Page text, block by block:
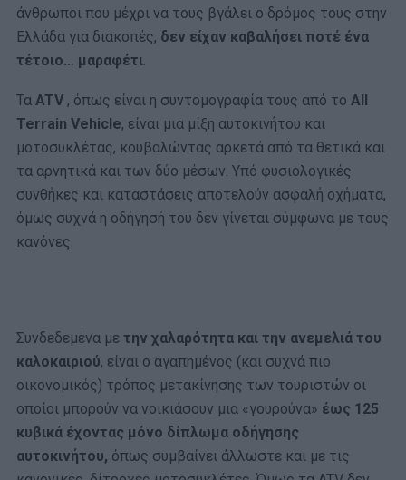
άνθρωποι που μέχρι να τους βγάλει ο δρόμος τους στην
Ελλάδα για διακοπές, δεν είχαν καβαλήσει ποτέ ένα
τέτοιο… μαραφέτι.
Τα ATV , όπως είναι η συντομογραφία τους από το All
Terrain Vehicle, είναι μια μίξη αυτοκινήτου και
μοτοσυκλέτας, κουβαλώντας αρκετά από τα θετικά και
τα αρνητικά και των δύο μέσων. Υπό φυσιολογικές
συνθήκες και καταστάσεις αποτελούν ασφαλή οχήματα,
όμως συχνά η οδήγησή του δεν γίνεται σύμφωνα με τους
κανόνες.
Συνδεδεμένα με την χαλαρότητα και την ανεμελιά του
καλοκαιριού, είναι ο αγαπημένος (και συχνά πιο
οικονομικός) τρόπος μετακίνησης των τουριστών οι
οποίοι μπορούν να νοικιάσουν μια «γουρούνα» έως 125
κυβικά έχοντας μόνο δίπλωμα οδήγησης
αυτοκινήτου, όπως συμβαίνει άλλωστε και με τις